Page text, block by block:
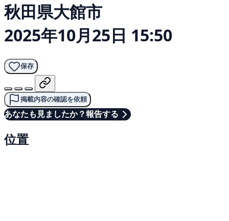
秋田県大館市
2025年10月25日 15:50
保存
掲載内容の確認を依頼
あなたも見ましたか？報告する
位置